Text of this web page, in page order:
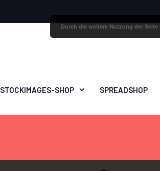
STOCKIMAGES-SHOP SPREADSHOP
Durch die weitere Nutzung der